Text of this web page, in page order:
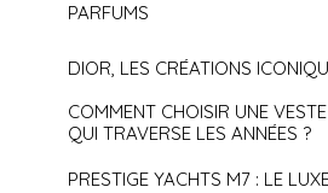
PARFUMS
DIOR, LES CRÉATIONS
COMMENT CHOISIR UNE
QUI TRAVERSE LES ANNÉES ?
PRESTIGE YACHTS M7 : LE